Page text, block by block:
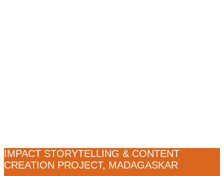
IMPACT STORYTELLING & CONTENT
CREATION PROJECT, MADAGASKAR